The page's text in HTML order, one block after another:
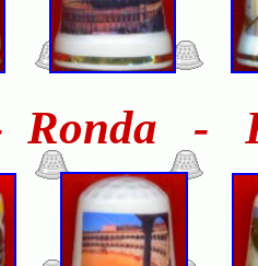
Ronda -